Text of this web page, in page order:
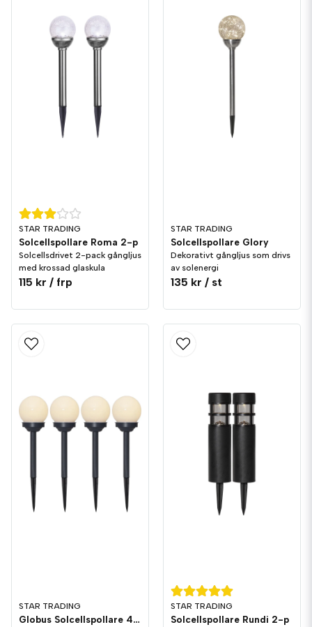
STAR TRADING
Solcellspollare Roma 2-p
Solcellsdrivet 2-pack gångljus
med krossad glaskula
115 kr / frp
STAR TRADING
Solcellspollare Glory
Dekorativt gångljus som drivs
av solenergi
135 kr / st
STAR TRADING
Globus Solcellspollare 4-p 27cm
STAR TRADING
Solcellspollare Rundi 2-p